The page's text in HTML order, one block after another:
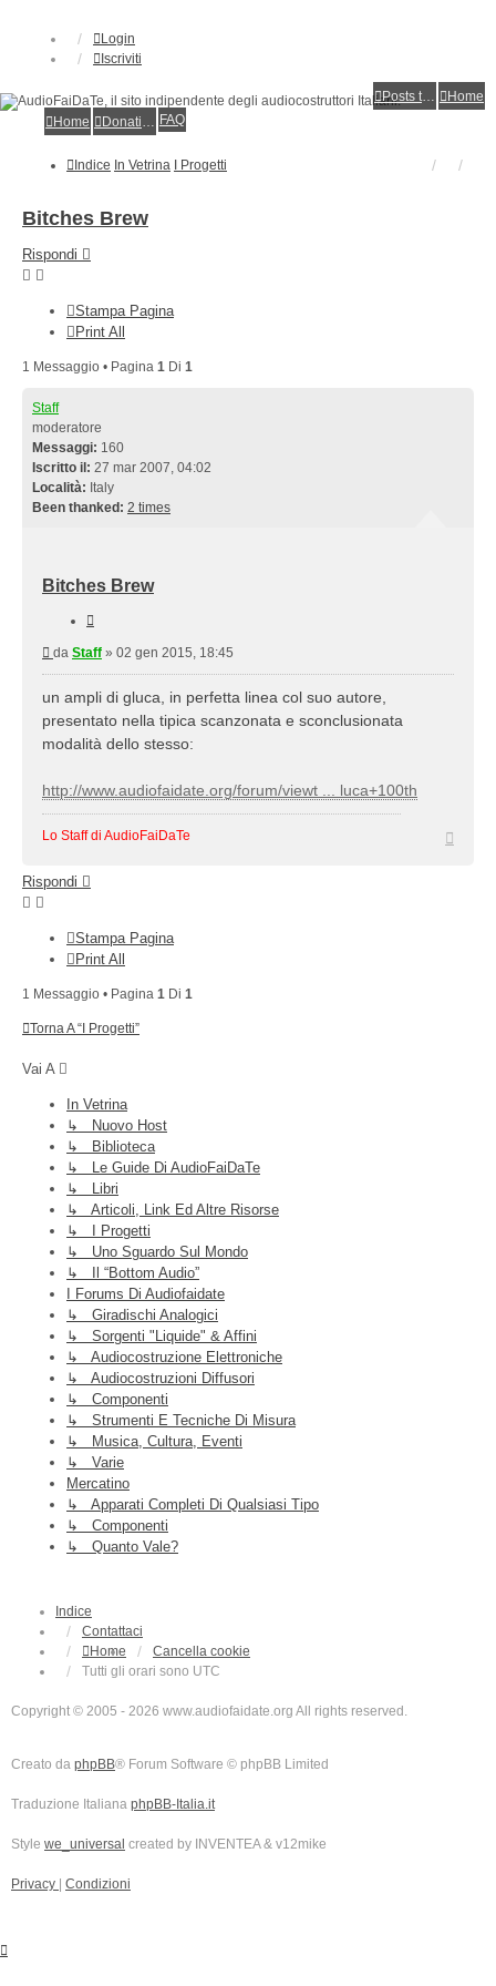
Login
Iscriviti
Posts toplist
Home
Home
Donations FAQ
Indice In Vetrina I Progetti
Bitches Brew
Rispondi
Stampa Pagina
Print All
1 Messaggio • Pagina 1 Di 1
Staff
moderatore
Messaggi: 160
Iscritto il: 27 mar 2007, 04:02
Località: Italy
Been thanked: 2 times
Bitches Brew
Messaggio
da Staff » 02 gen 2015, 18:45
un ampli di gluca, in perfetta linea col suo autore,
presentato nella tipica scanzonata e sconclusionata
modalità dello stesso:
http://www.audiofaidate.org/forum/viewt ... luca+100th
Lo Staff di AudioFaiDaTe
Rispondi
Stampa Pagina
Print All
1 Messaggio • Pagina 1 Di 1
Torna A “I Progetti”
Vai A
In Vetrina
↳ Nuovo Host
↳ Biblioteca
↳ Le Guide Di AudioFaiDaTe
↳ Libri
↳ Articoli, Link Ed Altre Risorse
↳ I Progetti
↳ Uno Sguardo Sul Mondo
↳ Il “Bottom Audio”
I Forums Di Audiofaidate
↳ Giradischi Analogici
↳ Sorgenti "liquide" & Affini
↳ Audiocostruzione Elettroniche
↳ Audiocostruzioni Diffusori
↳ Componenti
↳ Strumenti E Tecniche Di Misura
↳ Musica, Cultura, Eventi
↳ Varie
Mercatino
↳ Apparati Completi Di Qualsiasi Tipo
↳ Componenti
↳ Quanto Vale?
Indice
Contattaci
Home
Cancella cookie
Tutti gli orari sono UTC
Copyright © 2005 - 2026 www.audiofaidate.org All rights reserved.
Creato da phpBB® Forum Software © phpBB Limited
Traduzione Italiana phpBB-Italia.it
Style we_universal created by INVENTEA & v12mike
Privacy Condizioni